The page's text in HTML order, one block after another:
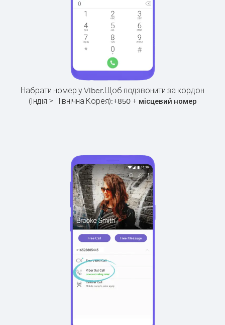
Набрати номер у Viber.Щоб подзвонити за кордон
(Індія > Північна Корея):+850+ місцевий номер